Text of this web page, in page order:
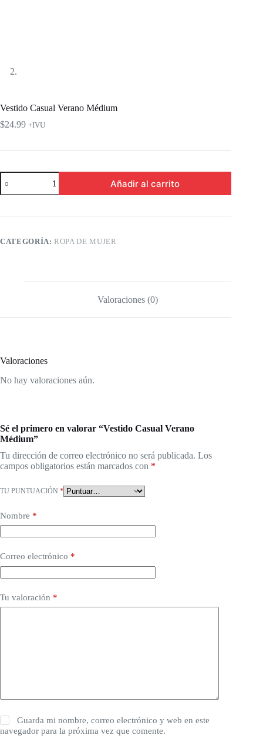
Vestido Casual Verano Médium
$24.99 +IVU
Vestido
Casual
Verano
cantidad
Añadir al carrito
CATEGORÍA:ROPA DE MUJER
Valoraciones (0)
Valoraciones
No hay valoraciones aún.
Sé el primero en valorar “Vestido Casual Verano
Médium”
Tu dirección de correo electrónico no será publicada. Los
campos obligatorios están marcados con *
TU PUNTUACIÓN *
Nombre *
Correo electrónico *
Tu valoración *
Guarda mi nombre, correo electrónico y web en este
navegador para la próxima vez que comente.